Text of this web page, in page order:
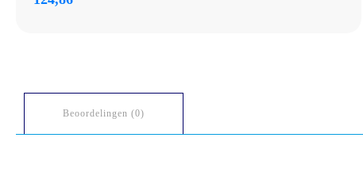
Beoordelingen (0)